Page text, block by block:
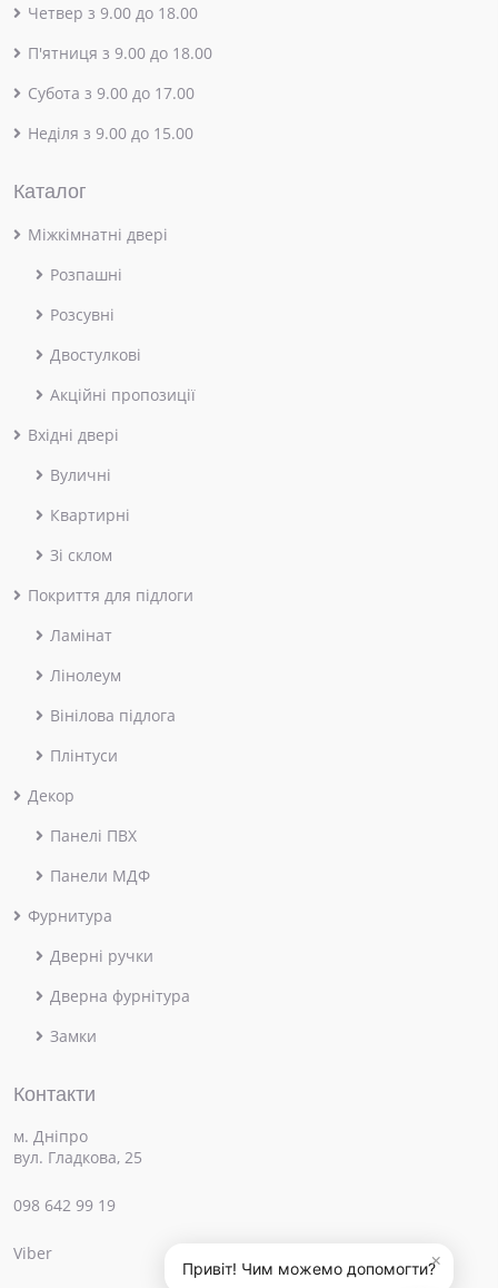
×
Привіт! Чим можемо допомогти?
Четвер з 9.00 до 18.00
П'ятниця з 9.00 до 18.00
Субота з 9.00 до 17.00
Неділя з 9.00 до 15.00
Каталог
Міжкімнатні двері
Розпашні
Розсувні
Двостулкові
Акційні пропозиції
Вхідні двері
Вуличні
Квартирні
Зі склом
Покриття для підлоги
Ламінат
Лінолеум
Вінілова підлога
Плінтуси
Декор
Панелі ПВХ
Панели МДФ
Фурнитура
Дверні ручки
Дверна фурнітура
Замки
Контакти
м. Дніпро
вул. Гладкова, 25
098 642 99 19
Viber